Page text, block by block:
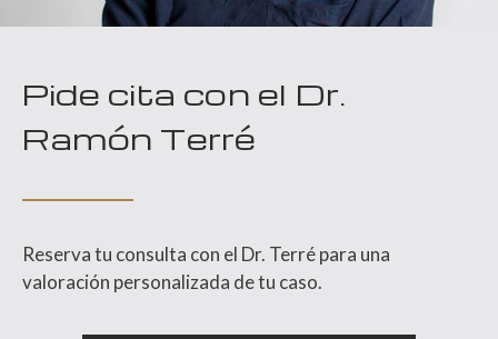
Pide cita con el Dr.
Ramón Terré
Reserva tu consulta con el Dr. Terré para una
valoración personalizada de tu caso.